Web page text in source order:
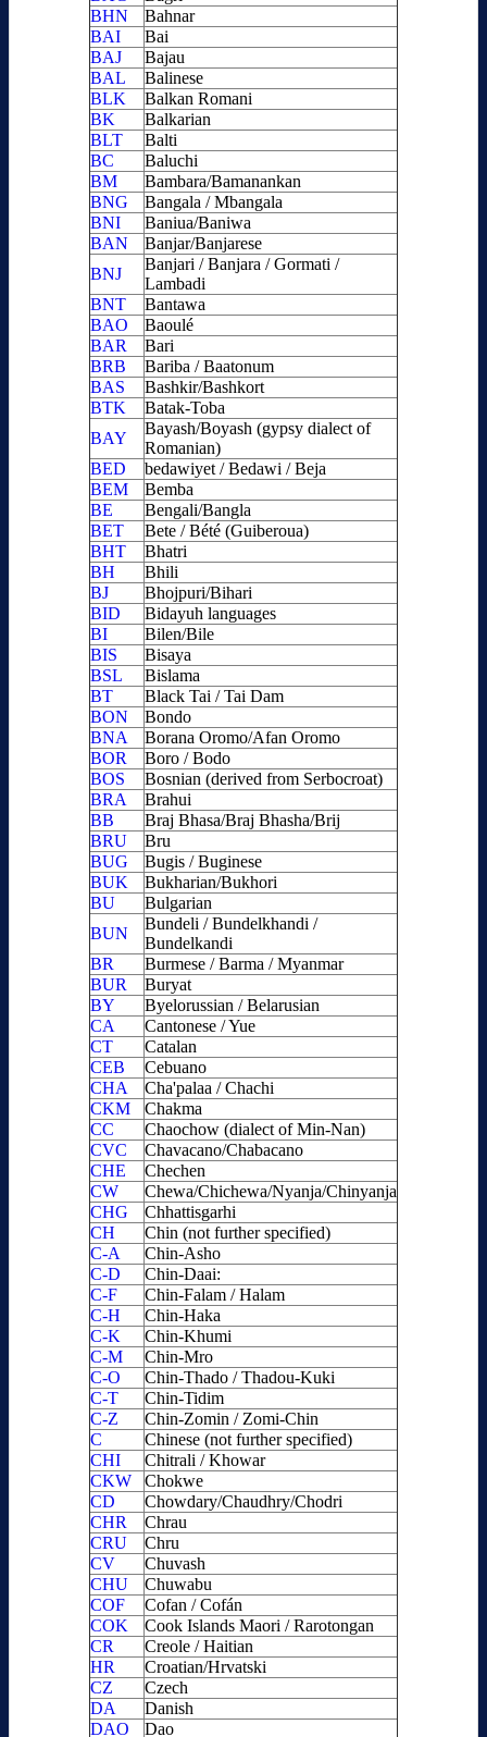
BHN
Bahnar
BAI
Bai
BAJ
Bajau
BAL
Balinese
BLK
Balkan Romani
BK
Balkarian
BLT
Balti
BC
Baluchi
BM
Bambara/Bamanankan
BNG
Bangala / Mbangala
BNI
Baniua/Baniwa
BAN
Banjar/Banjarese
BNJ
Banjari / Banjara / Gormati /
Lambadi
BNT
Bantawa
BAO
Baoulé
BAR
Bari
BRB
Bariba / Baatonum
BAS
Bashkir/Bashkort
BTK
Batak-Toba
BAY
Bayash/Boyash (gypsy dialect of
Romanian)
BED
bedawiyet / Bedawi / Beja
BEM
Bemba
BE
Bengali/Bangla
BET
Bete / Bété (Guiberoua)
BHT
Bhatri
BH
Bhili
BJ
Bhojpuri/Bihari
BID
Bidayuh languages
BI
Bilen/Bile
BIS
Bisaya
BSL
Bislama
BT
Black Tai / Tai Dam
BON
Bondo
BNA
Borana Oromo/Afan Oromo
BOR
Boro / Bodo
BOS
Bosnian (derived from Serbocroat)
BRA
Brahui
BB
Braj Bhasa/Braj Bhasha/Brij
BRU
Bru
BUG
Bugis / Buginese
BUK
Bukharian/Bukhori
BU
Bulgarian
BUN
Bundeli / Bundelkhandi /
Bundelkandi
BR
Burmese / Barma / Myanmar
BUR
Buryat
BY
Byelorussian / Belarusian
CA
Cantonese / Yue
CT
Catalan
CEB
Cebuano
CHA
Cha'palaa / Chachi
CKM
Chakma
CC
Chaochow (dialect of Min-Nan)
CVC
Chavacano/Chabacano
CHE
Chechen
CW
Chewa/Chichewa/Nyanja/Chinyanja
CHG
Chhattisgarhi
CH
Chin (not further specified)
C-A
Chin-Asho
C-D
Chin-Daai:
C-F
Chin-Falam / Halam
C-H
Chin-Haka
C-K
Chin-Khumi
C-M
Chin-Mro
C-O
Chin-Thado / Thadou-Kuki
C-T
Chin-Tidim
C-Z
Chin-Zomin / Zomi-Chin
C
Chinese (not further specified)
CHI
Chitrali / Khowar
CKW
Chokwe
CD
Chowdary/Chaudhry/Chodri
CHR
Chrau
CRU
Chru
CV
Chuvash
CHU
Chuwabu
COF
Cofan / Cofán
COK
Cook Islands Maori / Rarotongan
CR
Creole / Haitian
HR
Croatian/Hrvatski
CZ
Czech
DA
Danish
DAO
Dao